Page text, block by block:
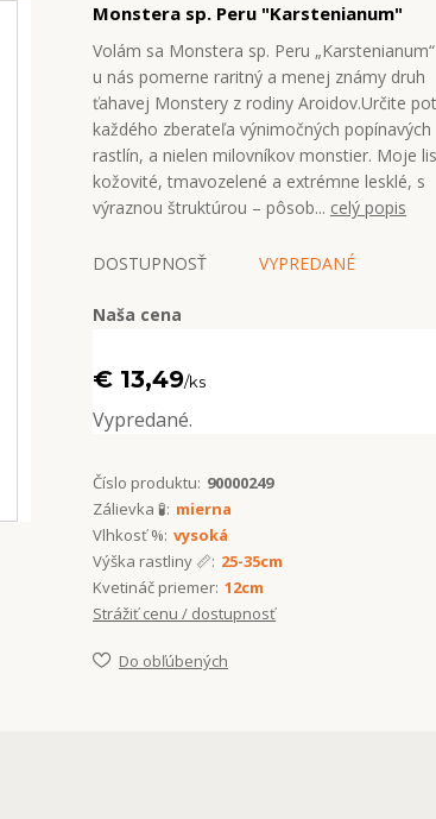
Monstera sp. Peru "Karstenianum"
Volám sa Monstera sp. Peru
u nás pomerne raritný a menej známy druh
ťahavej Monstery z rodiny Aroidov.Určite
každého zberateľa výnimočných popínavých
rastlín, a nielen milovníkov monstier. Moje
kožovité, tmavozelené a extrémne lesklé, s
výraznou štruktúrou – pôsob... celý popis
DOSTUPNOSŤ VYPREDANÉ
Naša cena
€ 13,49/ks
Vypredané.
Číslo produktu: 90000249
Zálievka 🧪: mierna
Vlhkosť %: vysoká
Výška rastliny 📏: 25-35cm
Kvetináč priemer: 12cm
Strážiť cenu / dostupnosť
Do obľúbených